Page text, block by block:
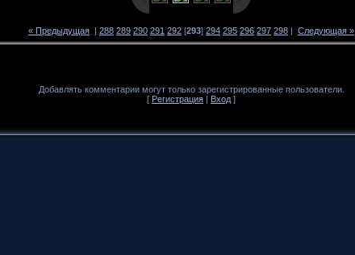
« Предыдущая | 288 289 290 291 292 [293] 294 295 296 297 298 | Следующая »
Добавлять комментарии могут только зарегистрированные пользователи.
[ Регистрация Вход ]